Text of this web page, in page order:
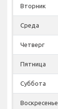
Вторник
Среда
Четверг
Пятница
Суббота
Воскресенье